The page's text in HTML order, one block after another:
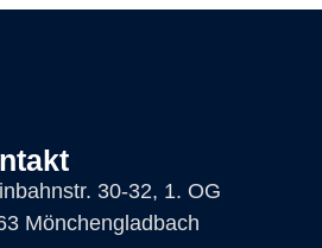
30-32, 1. OG
Mönchengladbach